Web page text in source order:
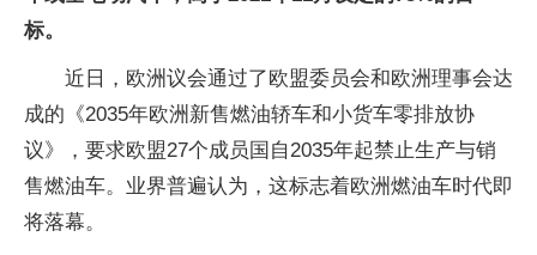
标。
近日，欧洲议会通过了欧盟委员会和欧洲理事会达
成的《2035年欧洲新售燃油轿车和小货车零排放协
议》，要求欧盟27个成员国自2035年起禁止生产与销
售燃油车。业界普遍认为，这标志着欧洲燃油车时代即
将落幕。